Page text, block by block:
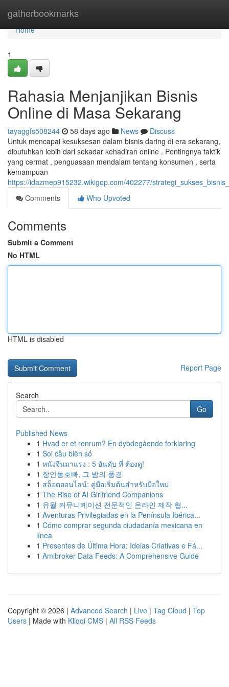
gatherbookmarks
Home
Home
1
Rahasia Menjanjikan Bisnis
Online di Masa Sekarang
tayaggfs508244 58 days ago News
Discuss
Untuk mencapai kesuksesan dalam bisnis daring di era sekarang,
dibutuhkan lebih dari sekadar kehadiran online . Pentingnya taktik
yang cermat , penguasaan mendalam tentang konsumen , serta
kemampuan
https://idazmep915232.wikigop.com/402277/
Comments
Who Upvoted
Comments
Submit a Comment
No HTML
HTML is disabled
Report Page
Search
Go
Published News
1 Hvad er et renrum? En dybdegående forklaring
1 Soi cầu biên số
1 หนังจีนมาแรง : 5 อันดับ ที่ ต้องดู!
1 장안동호빠, 그 밤의 풍경
1 สล็อตออนไลน์: คู่มือเริ่มต้นสำหรับมือใหม่
1 The Rise of AI Girlfriend Companions
1 유월 커뮤니케이션 전문적인 온라인 제작 협...
1 Aventuras Privilegiadas en la Península Ibérica...
1 Cómo comprar segunda ciudadanía mexicana en
línea
1 Presentes de Última Hora: Ideias Criativas e Fá...
1 Amibroker Data Feeds: A Comprehensive Guide
Copyright © 2026 | Advanced Search | Live | Tag Cloud | Top
Users | Made with Kliqqi CMS | All RSS Feeds